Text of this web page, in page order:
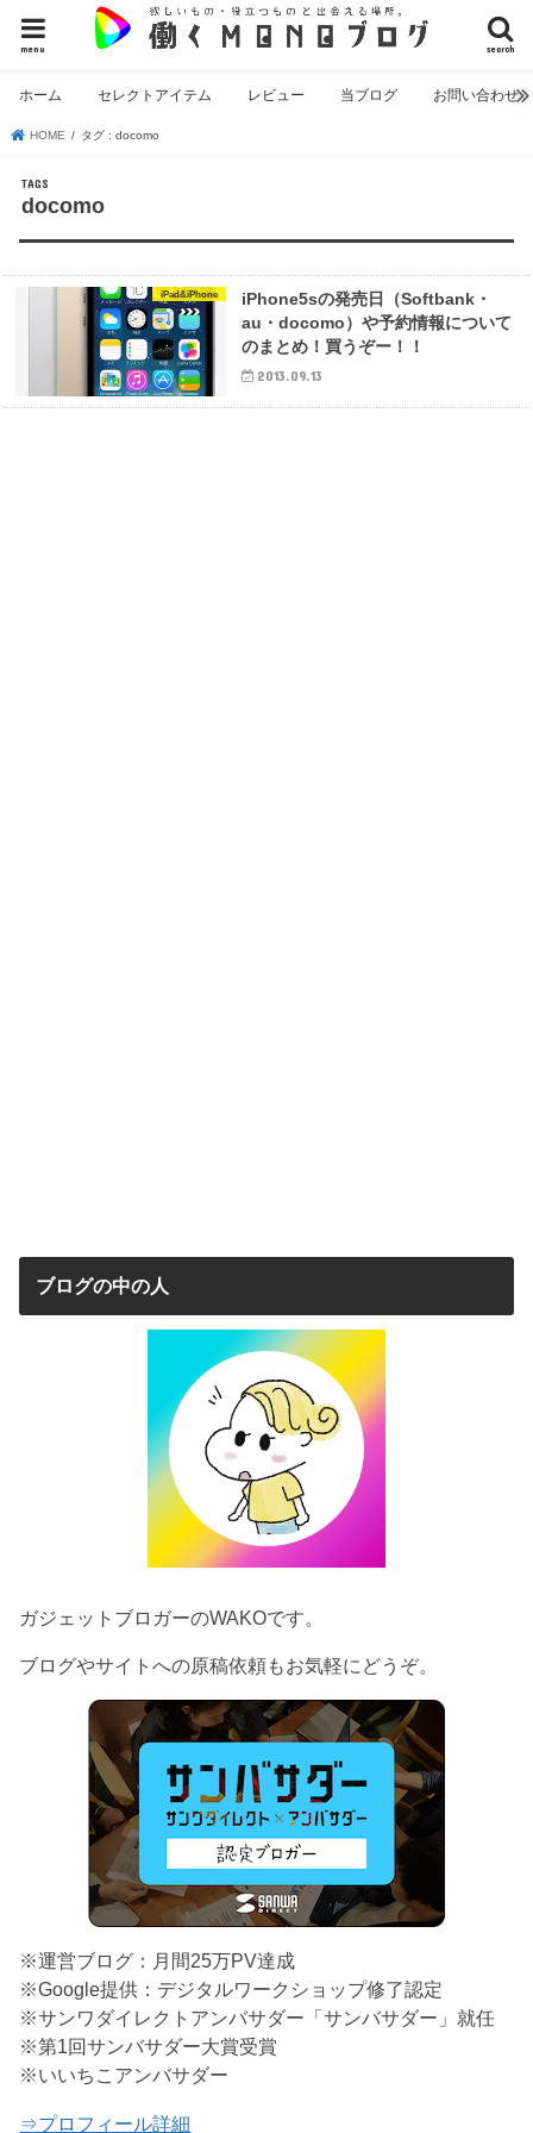
search
menu
ホーム セレクトアイテム レビュー 当ブログ お問い合わせ
HOME タグ : docomo
docomo
iPad&iPhone
iPhone5sの発売日（Softbank・
au・docomo）や予約情報について
のまとめ！買うぞー！！
2013.09.13
ブログの中の人
ガジェットブロガーのWAKOです。
ブログやサイトへの原稿依頼もお気軽にどうぞ。
※運営ブログ：月間25万PV達成
※Google提供：デジタルワークショップ修了認定
※サンワダイレクトアンバサダー「サンバサダー」就任
※第1回サンバサダー大賞受賞
※いいちこアンバサダー
⇒プロフィール詳細